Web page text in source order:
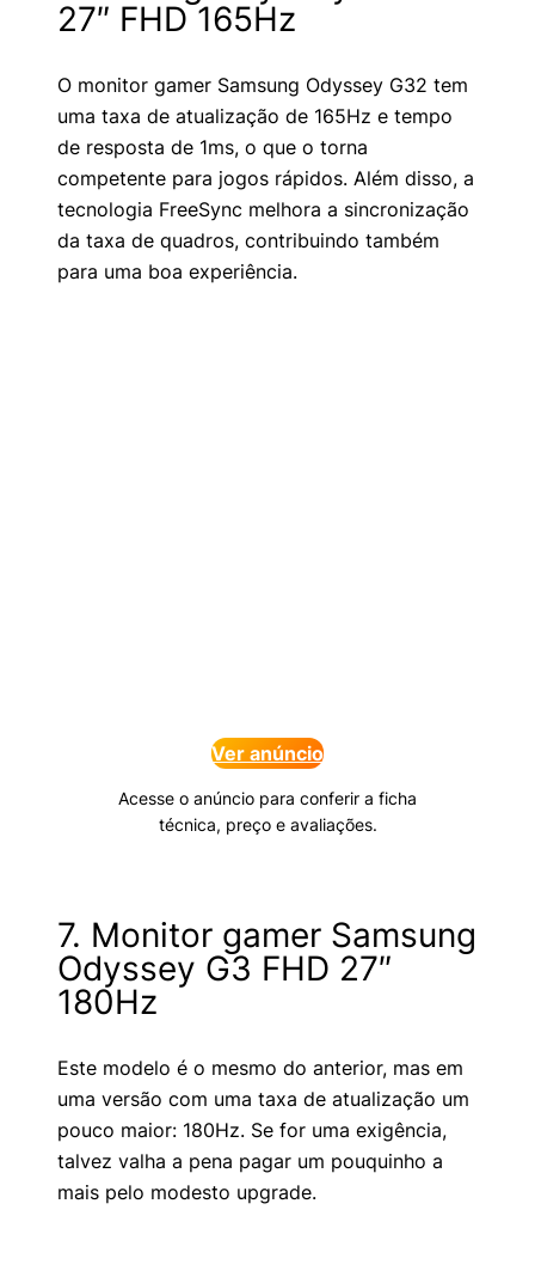
27″ FHD 165Hz
O monitor gamer Samsung Odyssey G32 tem
uma taxa de atualização de 165Hz e tempo
de resposta de 1ms, o que o torna
competente para jogos rápidos. Além disso, a
tecnologia FreeSync melhora a sincronização
da taxa de quadros, contribuindo também
para uma boa experiência.
Ver anúncio
Acesse o anúncio para conferir a ficha
técnica, preço e avaliações.
7. Monitor gamer Samsung
Odyssey G3 FHD 27″
180Hz
Este modelo é o mesmo do anterior, mas em
uma versão com uma taxa de atualização um
pouco maior: 180Hz. Se for uma exigência,
talvez valha a pena pagar um pouquinho a
mais pelo modesto upgrade.